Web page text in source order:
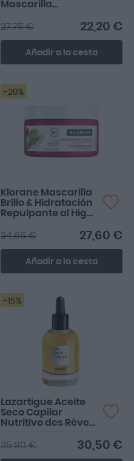
Mascarilla
Iluminadora 100ml22,20 €
27,75 €
Añadir a la cesta
-20%
Klorane Mascarilla
Brillo & Hidratación
Repulpante al Higo
27,60 €
34,65 €
Añadir a la cesta
-15%
Lazartigue Aceite
Seco Capilar
Nutritivo des Rêves
30,50 €
35,90 €